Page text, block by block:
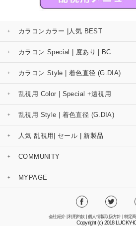
カラコンカラー |人気 BEST
カラコン Special | 度あり | BC
カラコン Style | 着色直径 (G.DIA)
乱視用 Color | Special +遠視用
乱視用 Style | 着色直径 (G.DIA)
人気 乱視用| セール | 新製品
COMMUNITY
MYPAGE
会社紹介|利用約款| 個人情報取扱方針| 特定
Copyright (c) 2018 LUCKY-